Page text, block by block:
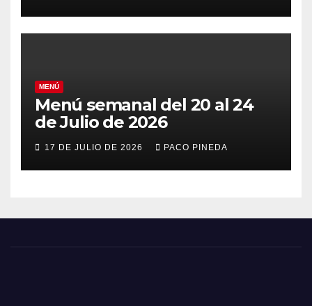
MENÚ
Menú semanal del 20 al 24
de Julio de 2026
17 DE JULIO DE 2026 PACO PINEDA